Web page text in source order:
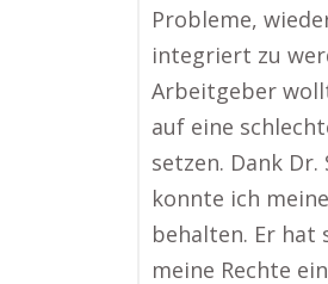
Probleme,
integriert zu
Arbeitgeber
auf eine
setzen. Dank Dr.
konnte ich
behalten. Er
meine Rechte